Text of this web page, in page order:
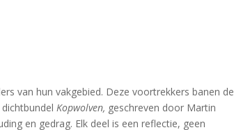
van hun vakgebied. Deze voortrekkers banen de
dichtbundelKopwolven, geschreven door Martin
en gedrag. Elk deel is een reflectie, geen